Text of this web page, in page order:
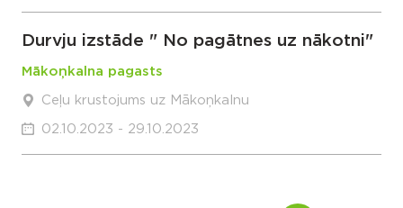
Durvju izstāde " No pagātnes uz nākotni"
Mākoņkalna pagasts
Ceļu krustojums uz Mākoņkalnu
02.10.2023 - 29.10.2023